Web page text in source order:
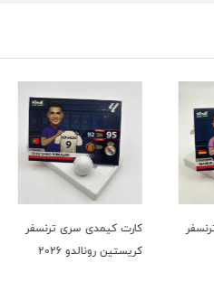
کارت کیمدی سری ترنسفر
کریستین رونالدو 2026